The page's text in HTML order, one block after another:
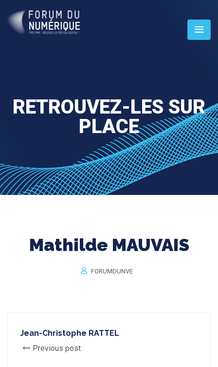
RETROUVEZ-LES SUR
PLACE
Mathilde MAUVAIS
FORUMDUNVE
Jean-Christophe RATTEL
Previous post